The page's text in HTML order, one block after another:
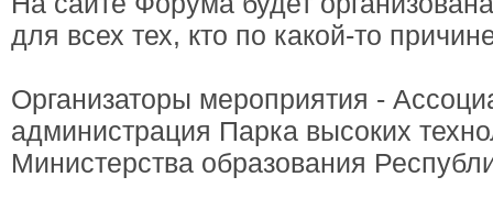
для всех тех, кто по какой-то
Организаторы мероприятия -
администрация Парка высоких
Министерства образования